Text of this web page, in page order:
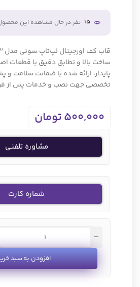
15 نفر در حال مشاهده این
ساخت بالا و تطابق دقیق با قطعات
پایدار. ارائه شده با ضمانت سلامت و
تخصصی جهت نصب و خدمات پس از
500,000تومان
مشاوره تلفنی
شماره کارت
افزودن به سبد